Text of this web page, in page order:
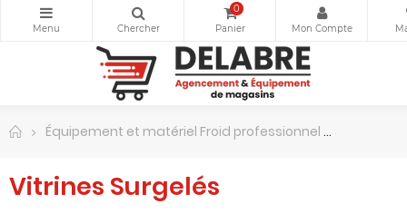
0
Équipement et matériel Froid professionnel
Vitrines Surgelés